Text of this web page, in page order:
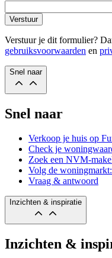
Verstuur
Verstuur je dit formulier?
gebruiksvoorwaarden en
Snel naar
Snel naar
Verkoop je huis op
Check je
Zoek een NVM-
Volg de
Vraag & antwoord
Inzichten & inspiratie
Inzichten &